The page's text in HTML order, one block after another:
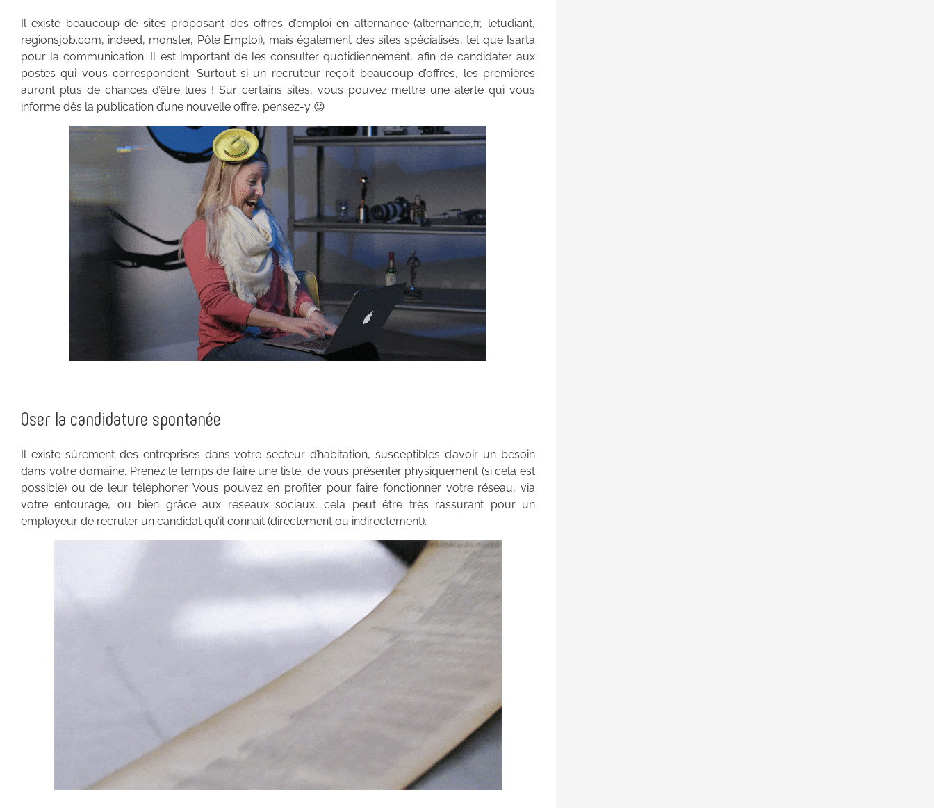
Il existe beaucoup de sites proposant des offres d’emploi en alternance (alternance,fr, letudiant,
regionsjob.com, indeed, monster, Pôle Emploi), mais également des sites spécialisés, tel que Isarta
pour la communication. Il est important de les consulter quotidiennement, afin de candidater aux
postes qui vous correspondent. Surtout si un recruteur reçoit beaucoup d’offres, les premières
auront plus de chances d’être lues ! Sur certains sites, vous pouvez mettre une alerte qui vous
informe dès la publication d’une nouvelle offre, pensez-y 😉
Oser la candidature spontanée
Il existe sûrement des entreprises dans votre secteur d’habitation, susceptibles d’avoir un besoin
dans votre domaine. Prenez le temps de faire une liste, de vous présenter physiquement (si cela est
possible) ou de leur téléphoner. Vous pouvez en profiter pour faire fonctionner votre réseau, via
votre entourage, ou bien grâce aux réseaux sociaux, cela peut être très rassurant pour un
employeur de recruter un candidat qu’il connait (directement ou indirectement).